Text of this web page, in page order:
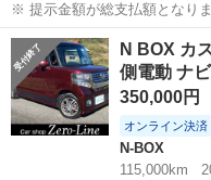
※ 提示金額が総支払額となり
いきなりの購入はキャンセル
ます。 まず支払い能力がない、約束を守れない、調べれば分かること
やくだらない質問、値...
山口 萩市
N BOX カ
側電動 ナ
350,000円
オンライン決済
N-BOX
115,000km